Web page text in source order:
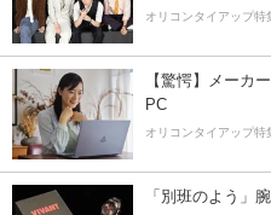
オリコンタイアップ特
【驚愕】メーカ
PC
オリコンタイアップ特
「別班のよう」